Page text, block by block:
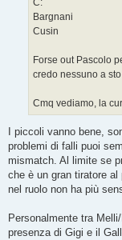
C:
Bargnani
Cusin
Forse out Pascolo
credo nessuno a
Cmq vediamo, la
I piccoli vanno bene,
problemi di falli puoi
mismatch. Al limite se
che è un gran tiratore
nel ruolo non ha più
Personalmente tra
presenza di Gigi e il